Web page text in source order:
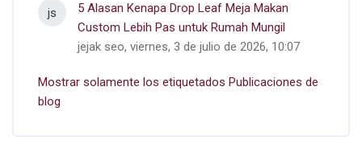
js
5 Alasan Kenapa Drop Leaf Meja Makan
Custom Lebih Pas untuk Rumah Mungil
jejak seo, viernes, 3 de julio de 2026, 10:07
Mostrar solamente los etiquetados Publicaciones de
blog